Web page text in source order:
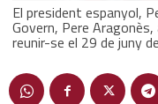
El president espanyol,
Govern, Pere
reunir-se el 29 de juny